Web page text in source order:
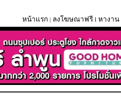
หน้าแรก | ลงโฆษณาฟรี l หางาน